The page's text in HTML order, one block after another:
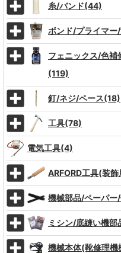
糸/バンド(44)
ボンド/プライマー
フェニックス/色
(119)
釘/ネジ/ペース(18)
工具(78)
電気工具(4)
ARFORD工具(装
機械部品/ペーパ
ミシン/底縫い機
機械本体(靴修理機